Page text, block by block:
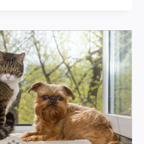
RAZUMIJU
LJUDSKI
GOVOR?